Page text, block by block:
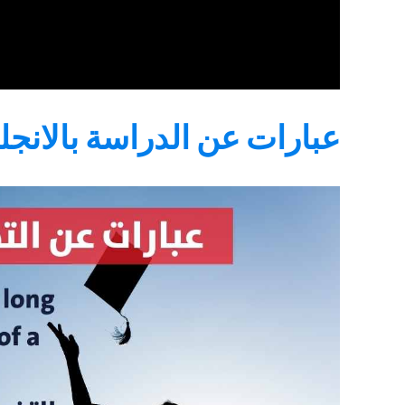
عبارات عن الدراسة